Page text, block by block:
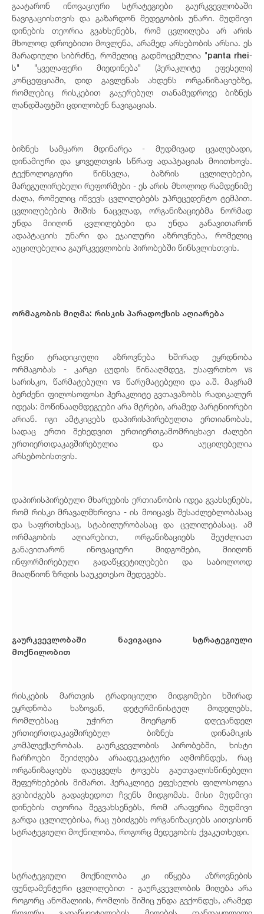
გაატარონ ინოვაციური სტრატეგიები გაურკვევლობაში
ნავიგაციისთვის და გაზარდონ მედეგობის უნარი. მუდმივი
დინების თეორია გვახსენებს, რომ ცვლილება არ არის
მხოლოდ დროებითი მოვლენა, არამედ არსებობის არსია. ეს
მარადიული სიბრძნე, რომელიც გადმოცემულია "panta rhei-
ს" "ყველაფერი მიედინება" (ჰერაკლიტე ეფესელი)
კონცეფციაში, დიდ გავლენას ახდენს ორგანიზაციებზე,
რომლებიც რისკებით გაჯერებულ თანამედროვე ბიზნეს
ლანდშაფტში ცდილობენ ნავიგაციას.
ბიზნეს სამყარო მდინარეა - მუდმივად ცვალებადი,
დინამიური და ყოველთვის სწრაფ ადაპტაციას მოითხოვს.
ტექნოლოგიური წინსვლა, ბაზრის ცვლილებები,
მარეგულირებელი რეფორმები - ეს არის მხოლოდ რამდენიმე
ძალა, რომელიც იწვევს ცვლილებებს უპრეცედენტო ტემპით.
ცვლილებების შიშის ნაცვლად, ორგანიზაციებმა ნორმად
უნდა მიიღონ ცვლილებები და უნდა განავითარონ
ადაპტაციის უნარი და ეჯაილური აზროვნება, რომელიც
აუცილებელია გაურკვევლობის პირობებში წინსვლისთვის.
ორმაგობის მიღმა: რისკის პარადოქსის აღიარება
ჩვენი ტრადიციული აზროვნება ხშირად ეყრდნობა
ორმაგობას - კარგი ცუდის წინააღმდეგ, უსაფრთხო vs
სარისკო, წარმატებული vs წარუმატებელი და ა.შ. მაგრამ
ბერძენი ფილოსოფოსი ჰერაკლიტე გვთავაზობს რადიკალურ
იდეას: მოწინააღმდეგეები არა მტრები, არამედ პარტნიორები
არიან. იგი ამტკიცებს დაპირისპირებულთა ერთიანობას,
სადაც ერთი შეხედვით ურთიერთგამომრიცხავი ძალები
ურთიერთდაკავშირებულია და აუცილებელია
არსებობისთვის.
დაპირისპირებული მხარეების ერთიანობის იდეა გვახსენებს,
რომ რისკი მრავალმხრივია - ის მოიცავს შესაძლებლობასაც
და საფრთხესაც, სტაბილურობასაც და ცვლილებასაც. ამ
ორმაგობის აღიარებით, ორგანიზაციებს შეუძლიათ
განავითარონ ინოვაციური მიდგომები, მიიღონ
ინფორმირებული გადაწყვეტილებები და საბოლოოდ
მიაღწიონ ზრდის საუკეთესო შედეგებს.
გაურკვევლობაში ნავიგაცია სტრატეგიული
მოქნილობით
რისკების მართვის ტრადიციული მიდგომები ხშირად
ეყრდნობა ხაზოვან, დეტერმინისტულ მოდელებს,
რომლებსაც უჭირთ მოერგონ დღევანდელ
ურთიერთდაკავშირებულ ბიზნეს დინამიკის
კომპლექსურობას. გაურკვევლობის პირობებში, ხისტი
ჩარჩოები შეიძლება არაადეკვატური აღმოჩნდეს, რაც
ორგანიზაციებს დაუცველს ტოვებს გაუთვალისწინებელი
შეფერხებების მიმართ. ჰერაკლიტე ეფესელის ფილოსოფია
გვიბიძგებს გადავხედოთ ჩვენს მიდგომას. მისი მუდმივი
დინების თეორია შეგვახსენებს, რომ არაფერია მუდმივი
გარდა ცვლილებისა, რაც უბიძგებს ორგანიზაციებს აითვისონ
სტრატეგიული მოქნილობა, როგორც მედეგობის ქვაკუთხედი.
სტრატეგიული მოქნილობა კი იწყება აზროვნების
ფუნდამენტური ცვლილებით - გაურკვევლობის მიღება არა
როგორც ანომალიის, რომლის შიშიც უნდა გვქონდეს, არამედ